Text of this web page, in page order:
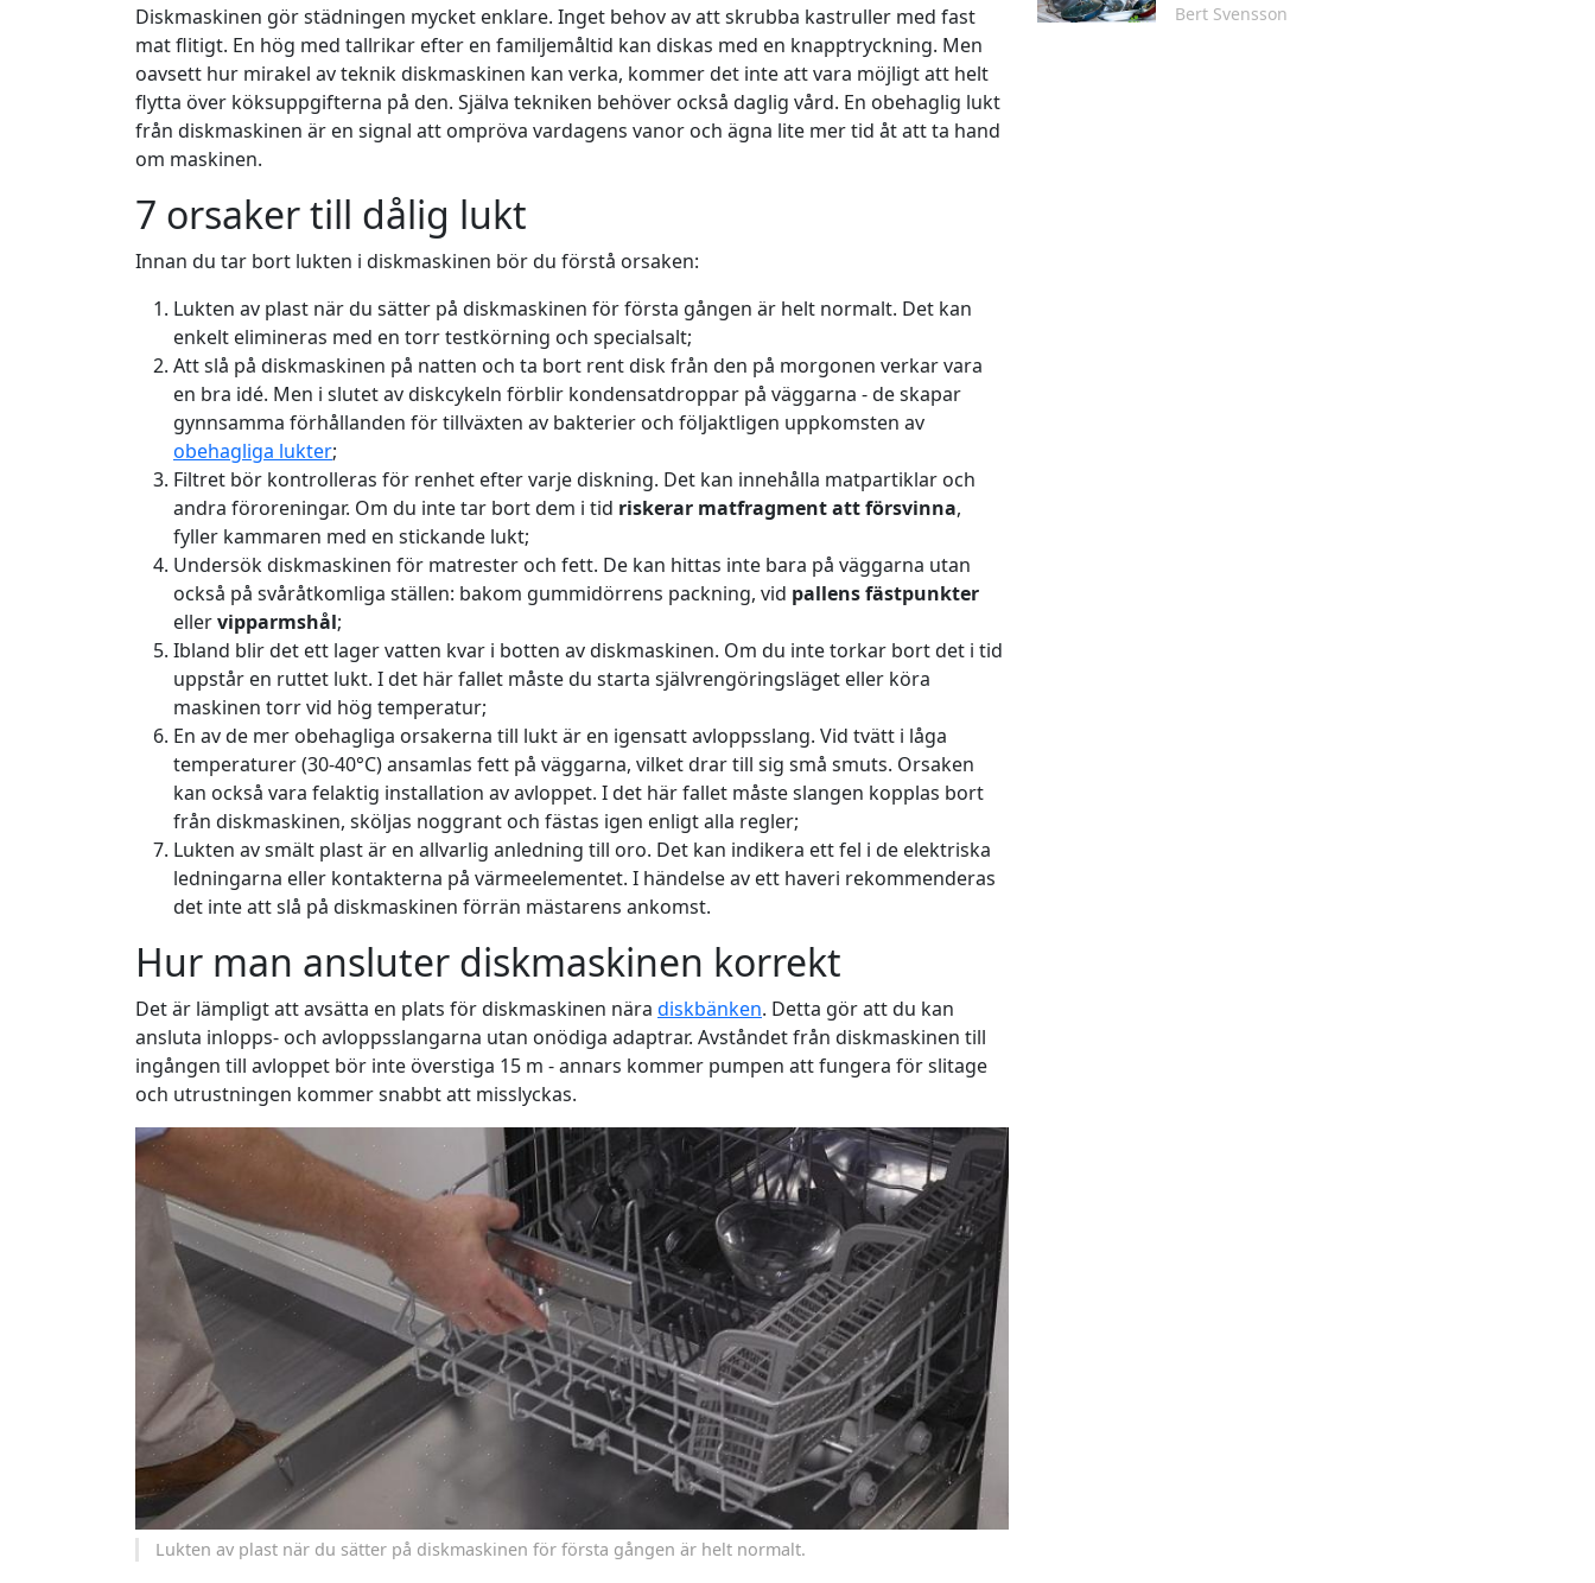
Diskmaskinen gör städningen mycket enklare. Inget behov av att skrubba kastruller med fast
mat flitigt. En hög med tallrikar efter en familjemåltid kan diskas med en knapptryckning. Men
oavsett hur mirakel av teknik diskmaskinen kan verka, kommer det inte att vara möjligt att helt
flytta över köksuppgifterna på den. Själva tekniken behöver också daglig vård. En obehaglig lukt
från diskmaskinen är en signal att ompröva vardagens vanor och ägna lite mer tid åt att ta hand
om maskinen.
7 orsaker till dålig lukt
Innan du tar bort lukten i diskmaskinen bör du förstå orsaken:
Lukten av plast när du sätter på diskmaskinen för första gången är helt normalt. Det kan
enkelt elimineras med en torr testkörning och specialsalt;
Att slå på diskmaskinen på natten och ta bort rent disk från den på morgonen verkar vara
en bra idé. Men i slutet av diskcykeln förblir kondensatdroppar på väggarna - de skapar
gynnsamma förhållanden för tillväxten av bakterier och följaktligen uppkomsten av
obehagliga lukter;
Filtret bör kontrolleras för renhet efter varje diskning. Det kan innehålla matpartiklar och
andra föroreningar. Om du inte tar bort dem i tid riskerar matfragment att försvinna,
fyller kammaren med en stickande lukt;
Undersök diskmaskinen för matrester och fett. De kan hittas inte bara på väggarna utan
också på svåråtkomliga ställen: bakom gummidörrens packning, vid pallens fästpunkter
ellervipparmshål;
Ibland blir det ett lager vatten kvar i botten av diskmaskinen. Om du inte torkar bort det i tid
uppstår en ruttet lukt. I det här fallet måste du starta självrengöringsläget eller köra
maskinen torr vid hög temperatur;
En av de mer obehagliga orsakerna till lukt är en igensatt avloppsslang. Vid tvätt i låga
temperaturer (30-40°C) ansamlas fett på väggarna, vilket drar till sig små smuts. Orsaken
kan också vara felaktig installation av avloppet. I det här fallet måste slangen kopplas bort
från diskmaskinen, sköljas noggrant och fästas igen enligt alla regler;
Lukten av smält plast är en allvarlig anledning till oro. Det kan indikera ett fel i de elektriska
ledningarna eller kontakterna på värmeelementet. I händelse av ett haveri rekommenderas
det inte att slå på diskmaskinen förrän mästarens ankomst.
Hur man ansluter diskmaskinen korrekt
Det är lämpligt att avsätta en plats för diskmaskinen nära diskbänken. Detta gör att du kan
ansluta inlopps- och avloppsslangarna utan onödiga adaptrar. Avståndet från diskmaskinen till
ingången till avloppet bör inte överstiga 15 m - annars kommer pumpen att fungera för slitage
och utrustningen kommer snabbt att misslyckas.
Lukten av plast när du sätter på diskmaskinen för första gången är helt normalt.
Bert Svensson